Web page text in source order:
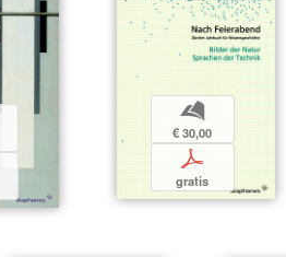
b
€ 30,00
p
gratis